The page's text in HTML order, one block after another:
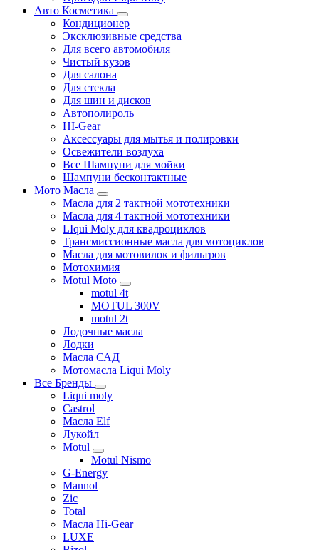
Авто Косметика
Кондиционер
Эксклюзивные средства
Для всего автомобиля
Чистый кузов
Для салона
Для стекла
Для шин и дисков
Автополироль
HI-Gear
Аксессуары для мытья и полировки
Освежители воздуха
Все Шампуни для мойки
Шампуни бесконтактные
Мото Масла
Масла для 2 тактной мототехники
Масла для 4 тактной мототехники
LIqui Moly для квадроциклов
Трансмиссионные масла для мотоциклов
Масла для мотовилок и фильтров
Мотохимия
Motul Moto
motul 4t
MOTUL 300V
motul 2t
Лодочные масла
Лодки
Масла САД
Мотомасла Liqui Moly
Все Бренды
Liqui moly
Castrol
Масла Elf
Лукойл
Motul
Motul Nismo
G-Energy
Mannol
Zic
Total
Масла Hi-Gear
LUXE